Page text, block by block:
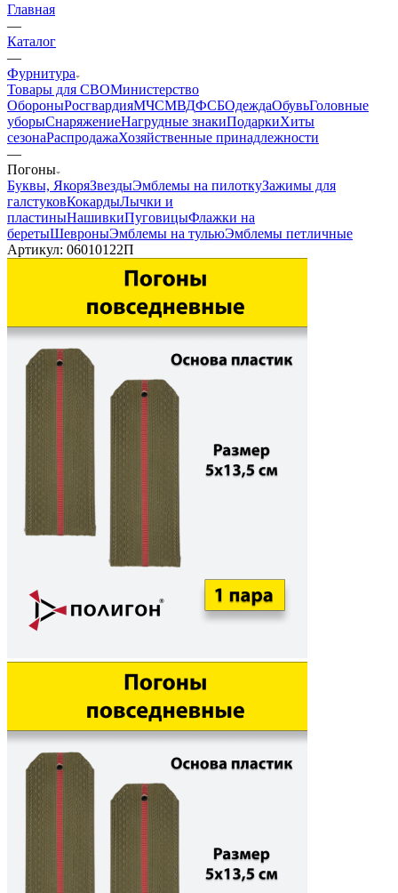
Главная
—
Каталог
—
Фурнитура
Товары для СВОМинистерство
ОбороныРосгвардияМЧСМВДФСБОдеждаОбувьГоловные
уборыСнаряжениеНагрудные знакиПодаркиХиты
сезонаРаспродажаХозяйственные принадлежности
—
Погоны
Буквы, ЯкоряЗвездыЭмблемы на пилоткуЗажимы для
галстуковКокардыЛычки и
пластиныНашивкиПуговицыФлажки на
беретыШевроныЭмблемы на тульюЭмблемы петличные
Артикул: 06010122П